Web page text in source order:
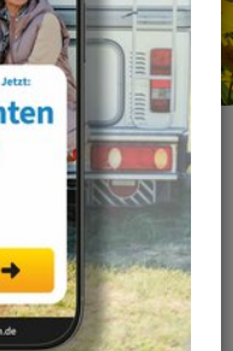
Bauen und Wohnen